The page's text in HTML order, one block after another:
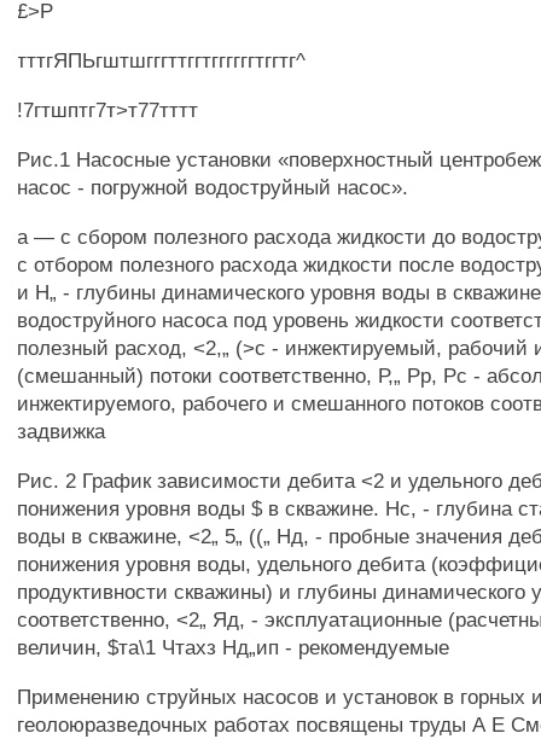
£>Р
тттгЯПЬгштшгггттггтггггггтггтг^
!7гтшптг7т>т77тттт
Рис.1 Насосные установки «поверхностный
насос - погружной водоструйный насос».
а — с сбором полезного расхода жидкости до
с отбором полезного расхода жидкости после
и Н„ - глубины динамического уровня воды в
водоструйного насоса под уровень жидкости
полезный расход, <2,„ (>с - инжектируемый, рабочий
(смешанный) потоки соответственно, Р,„ Рр, Рс -
инжектируемого, рабочего и смешанного потоков
задвижка
Рис. 2 График зависимости дебита <2 и удельного
понижения уровня воды $ в скважине. Нс, - глубина
воды в скважине, <2„ 5„ ((„ Нд, - пробные значения
понижения уровня воды, удельного дебита
продуктивности скважины) и глубины динамического
соответственно, <2„ Яд, - эксплуатационные
величин, $та\1 Чтахз Нд„ип - рекомендуемые
Применению струйных насосов и установок в горных
геолоюразведочных работах посвящены труды А Е